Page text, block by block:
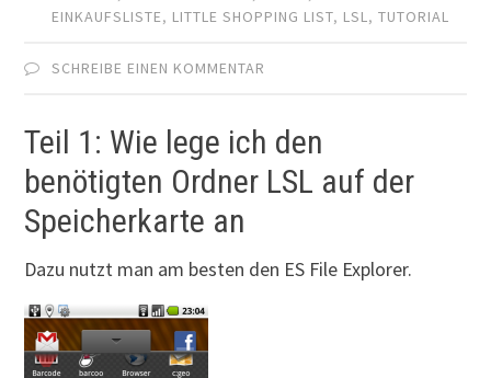
EINKAUFSLISTE, LITTLE SHOPPING LIST, LSL,TUTORIAL
SCHREIBE EINEN KOMMENTAR
Teil 1: Wie lege ich den
benötigten Ordner LSL auf der
Speicherkarte an
Dazu nutzt man am besten den ES File Explorer.